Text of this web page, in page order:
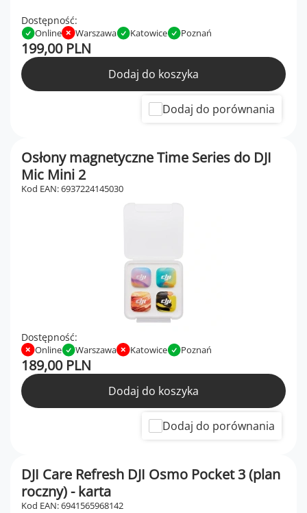
Dostępność:
Online Warszawa Katowice Poznań
199,00 PLN
Dodaj do koszyka
Dodaj do porównania
Osłony magnetyczne Time Series do DJI
Mic Mini 2
Kod EAN: 6937224145030
Dostępność:
Online Warszawa Katowice Poznań
189,00 PLN
Dodaj do koszyka
Dodaj do porównania
DJI Care Refresh DJI Osmo Pocket 3 (plan
roczny) - karta
Kod EAN: 6941565968142